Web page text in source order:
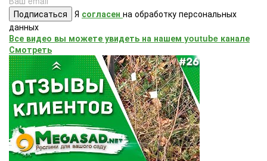
Подписаться Я согласен на обработку персональных
данных
Все видео вы можете увидеть на нашем youtube канале
Смотреть